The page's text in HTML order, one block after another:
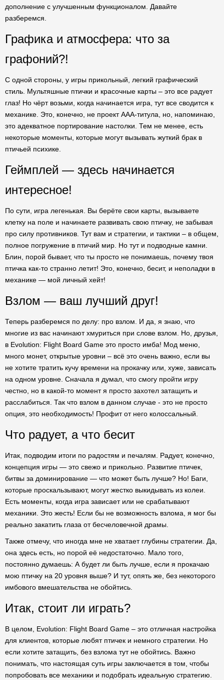
дополнение с улучшенным функционалом. Давайте
разберемся.
Графика и атмосфера: что за
графоний?!
С одной стороны, у игры прикольный, легкий графический
стиль. Мультяшные птички и красочные карты – это все радует
глаз! Но чёрт возьми, когда начинается игра, тут все сводится к
механике. Это, конечно, не проект AAA-титула, но, напоминаю,
это адекватное портирование настолки. Тем не менее, есть
некоторые моменты, которые могут вызывать жуткий брак в
птичьей психике.
Геймплей — здесь начинается
интересное!
По сути, игра легенькая. Вы берёте свои карты, вызываете
клетку на поле и начинаете развивать свою птичку, не забывая
про силу противников. Тут вам и стратегии, и тактики – в общем,
полное погружение в птичий мир. Но тут и подводные камни.
Блин, порой бывает, что ты просто не понимаешь, почему твоя
птичка как-то странно летит! Это, конечно, бесит, и неполадки в
механике — мой личный хейт!
Взлом — ваш лучший друг!
Теперь разберемся по делу: про взлом. И да, я знаю, что
многие из вас начинают хмуриться при слове взлом. Но, друзья,
в Evolution: Flight Board Game это просто имба! Мод меню,
много монет, открытые уровни – всё это очень важно, если вы
не хотите тратить кучу времени на прокачку или, хуже, зависать
на одном уровне. Сначала я думал, что смогу пройти игру
честно, но в какой-то момент я просто захотел затащить и
расслабиться. Так что взлом в данном случае - это не просто
опция, это необходимость! Профит от него колоссальный.
Что радует, а что бесит
Итак, подводим итоги по радостям и печалям. Радует, конечно,
концепция игры — это свежо и прикольно. Развитие птичек,
битвы за доминирование — что может быть лучше? Но! Баги,
которые проскальзывают, могут жестко выкидывать из колеи.
Есть моменты, когда игра зависает или не срабатывают
механики. Это жесть! Если бы не возможность взлома, я мог бы
реально закатить глаза от бесчеловечной драмы.
Также отмечу, что иногда мне не хватает глубины стратегии. Да,
она здесь есть, но порой её недостаточно. Мало того,
постоянно думаешь: А будет ли быть лучше, если я прокачаю
мою птичку на 20 уровня выше? И тут, опять же, без некоторого
имбового вмешательства не обойтись.
Итак, стоит ли играть?
В целом, Evolution: Flight Board Game – это отличная настройка
для клиентов, которые любят птичек и немного стратегии. Но
если хотите затащить, без взлома тут не обойтись. Важно
понимать, что настоящая суть игры заключается в том, чтобы
попробовать все механики и подобрать идеальную стратегию.